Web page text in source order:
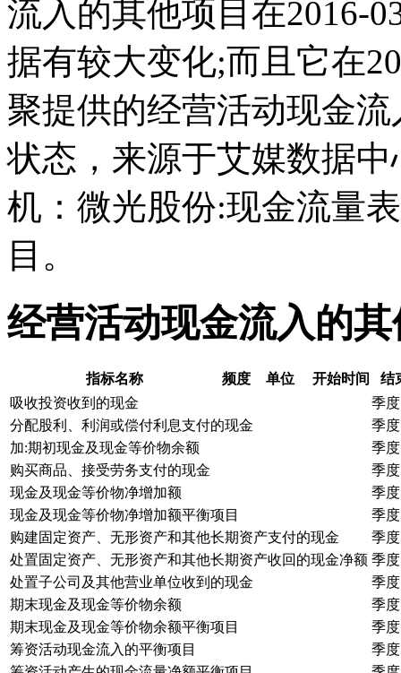
流入的其他项目在2016-
据有较大变化;而且它在
聚提供的经营活动现金
状态，来源于艾媒数据
机：微光股份:现金流量
目。
经营活动现金流入的
指标名称 频度 单位 开始时间
结
吸收投资收到的现金
季度
分配股利、利润或偿付利息支付的现金
季度
加:期初现金及现金等价物余额
季度
购买商品、接受劳务支付的现金
季度
现金及现金等价物净增加额
季度
现金及现金等价物净增加额平衡项目
季度
购建固定资产、无形资产和其他长期资产支付的现金
季度
处置固定资产、无形资产和其他长期资产收回的现金净额 季度
处置子公司及其他营业单位收到的现金
季度
期末现金及现金等价物余额
季度
期末现金及现金等价物余额平衡项目
季度
筹资活动现金流入的平衡项目
季度